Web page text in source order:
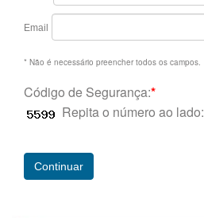
Email
* Não é necessário preencher todos os campos.
Código de Segurança:*
Repita o número ao lado: